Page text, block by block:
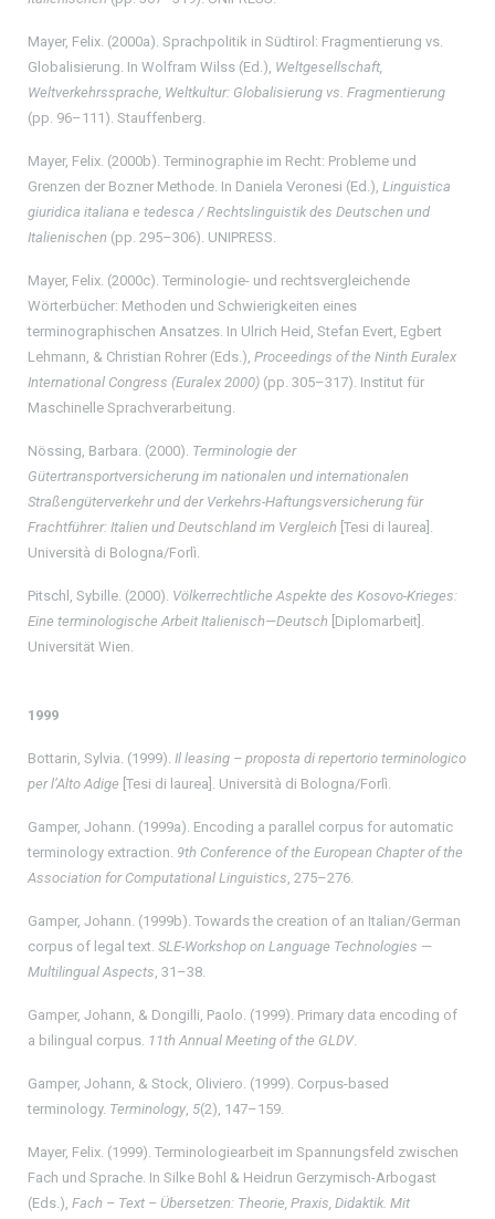
Mayer, Felix. (2000a). Sprachpolitik in Südtirol: Fragmentierung vs.
Globalisierung. In Wolfram Wilss (Ed.), Weltgesellschaft,
Weltverkehrssprache, Weltkultur: Globalisierung vs. Fragmentierung
(pp. 96–111). Stauffenberg.
Mayer, Felix. (2000b). Terminographie im Recht: Probleme und
Grenzen der Bozner Methode. In Daniela Veronesi (Ed.), Linguistica
giuridica italiana e tedesca / Rechtslinguistik des Deutschen und
Italienischen (pp. 295–306). UNIPRESS.
Mayer, Felix. (2000c). Terminologie- und rechtsvergleichende
Wörterbücher: Methoden und Schwierigkeiten eines
terminographischen Ansatzes. In Ulrich Heid, Stefan Evert, Egbert
Lehmann, & Christian Rohrer (Eds.), Proceedings of the Ninth Euralex
International Congress (Euralex 2000) (pp. 305–317). Institut für
Maschinelle Sprachverarbeitung.
Nössing, Barbara. (2000). Terminologie der
Gütertransportversicherung im nationalen und internationalen
Straßengüterverkehr und der Verkehrs-Haftungsversicherung für
Frachtführer: Italien und Deutschland im Vergleich [Tesi di laurea].
Università di Bologna/Forlì.
Pitschl, Sybille. (2000). Völkerrechtliche Aspekte des Kosovo-Krieges:
Eine terminologische Arbeit Italienisch—Deutsch [Diplomarbeit].
Universität Wien.
1999
Bottarin, Sylvia. (1999). Il leasing – proposta di repertorio terminologico
per l’Alto Adige [Tesi di laurea]. Università di Bologna/Forlì.
Gamper, Johann. (1999a). Encoding a parallel corpus for automatic
terminology extraction. 9th Conference of the European Chapter of the
Association for Computational Linguistics, 275–276.
Gamper, Johann. (1999b). Towards the creation of an Italian/German
corpus of legal text. SLE-Workshop on Language Technologies —
Multilingual Aspects, 31–38.
Gamper, Johann, & Dongilli, Paolo. (1999). Primary data encoding of
a bilingual corpus. 11th Annual Meeting of the GLDV.
Gamper, Johann, & Stock, Oliviero. (1999). Corpus-based
terminology. Terminology, 5(2), 147–159.
Mayer, Felix. (1999). Terminologiearbeit im Spannungsfeld zwischen
Fach und Sprache. In Silke Bohl & Heidrun Gerzymisch-Arbogast
(Eds.), Fach – Text – Übersetzen: Theorie, Praxis, Didaktik. Mit